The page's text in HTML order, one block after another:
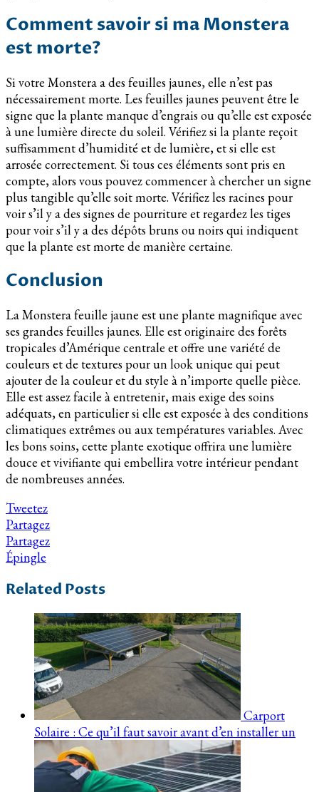
Comment savoir si ma Monstera
est morte?
Si votre Monstera a des feuilles jaunes, elle n’est pas
nécessairement morte. Les feuilles jaunes peuvent être le
signe que la plante manque d’engrais ou qu’elle est exposée
à une lumière directe du soleil. Vérifiez si la plante reçoit
suffisamment d’humidité et de lumière, et si elle est
arrosée correctement. Si tous ces éléments sont pris en
compte, alors vous pouvez commencer à chercher un signe
plus tangible qu’elle soit morte. Vérifiez les racines pour
voir s’il y a des signes de pourriture et regardez les tiges
pour voir s’il y a des dépôts bruns ou noirs qui indiquent
que la plante est morte de manière certaine.
Conclusion
La Monstera feuille jaune est une plante magnifique avec
ses grandes feuilles jaunes. Elle est originaire des forêts
tropicales d’Amérique centrale et offre une variété de
couleurs et de textures pour un look unique qui peut
ajouter de la couleur et du style à n’importe quelle pièce.
Elle est assez facile à entretenir, mais exige des soins
adéquats, en particulier si elle est exposée à des conditions
climatiques extrêmes ou aux températures variables. Avec
les bons soins, cette plante exotique offrira une lumière
douce et vivifiante qui embellira votre intérieur pendant
de nombreuses années.
Tweetez
Partagez
Partagez
Épingle
Related Posts
Carport
Solaire : Ce qu’il faut savoir avant d’en installer un